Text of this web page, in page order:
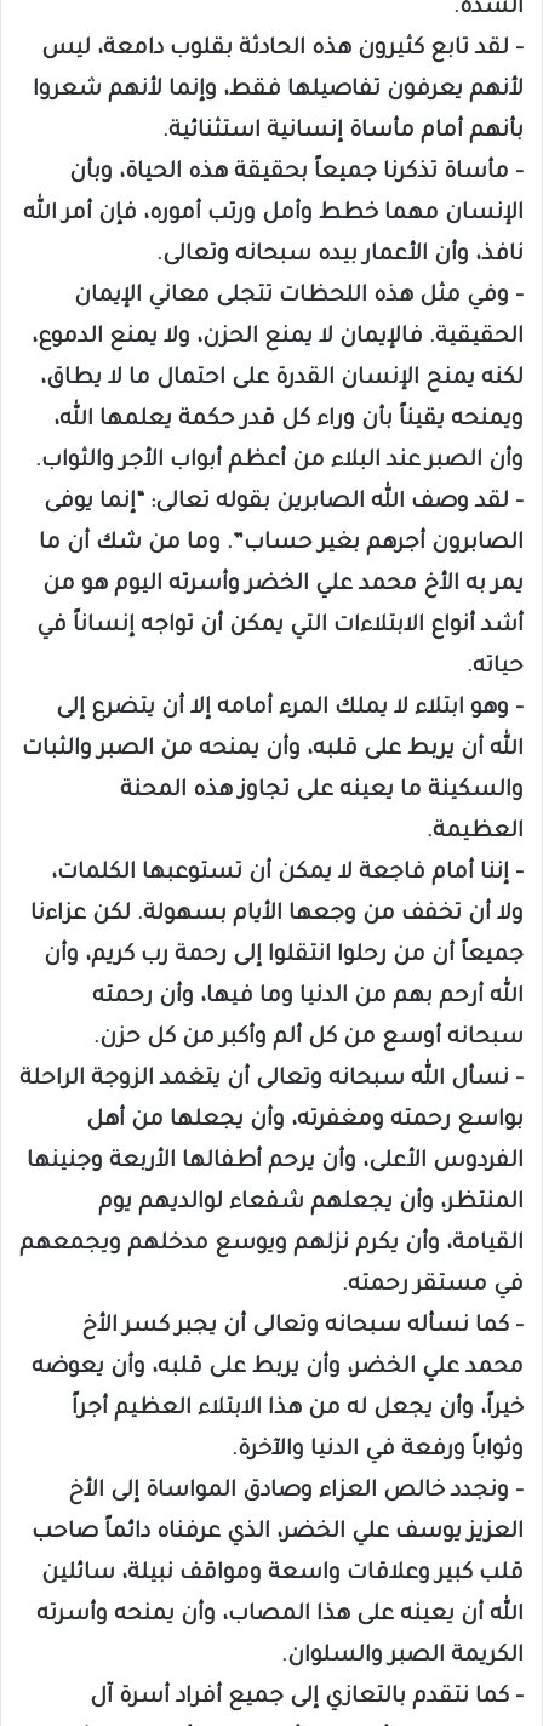
الشدة.
– لقد تابع كثيرون هذه الحادثة بقلوب دامعة، ليس
لأنهم يعرفون تفاصيلها فقط، وإنما لأنهم شعروا
بأنهم أمام مأساة إنسانية استثنائية.
– مأساة تذكرنا جميعاً بحقيقة هذه الحياة، وبأن
الإنسان مهما خطط وأمل ورتب أموره، فإن أمر الله
نافذ، وأن الأعمار بيده سبحانه وتعالى.
– وفي مثل هذه اللحظات تتجلى معاني الإيمان
الحقيقية. فالإيمان لا يمنع الحزن، ولا يمنع الدموع،
لكنه يمنح الإنسان القدرة على احتمال ما لا يطاق،
ويمنحه يقيناً بأن وراء كل قدر حكمة يعلمها الله،
وأن الصبر عند البلاء من أعظم أبواب الأجر والثواب.
– لقد وصف الله الصابرين بقوله تعالى: “إنما يوفى
الصابرون أجرهم بغير حساب”. وما من شك أن ما
يمر به الأخ محمد علي الخضر وأسرته اليوم هو من
أشد أنواع الابتلاءات التي يمكن أن تواجه إنساناً في
حياته.
– وهو ابتلاء لا يملك المرء أمامه إلا أن يتضرع إلى
الله أن يربط على قلبه، وأن يمنحه من الصبر والثبات
والسكينة ما يعينه على تجاوز هذه المحنة
العظيمة.
– إننا أمام فاجعة لا يمكن أن تستوعبها الكلمات،
ولا أن تخفف من وجعها الأيام بسهولة. لكن عزاءنا
جميعاً أن من رحلوا انتقلوا إلى رحمة رب كريم، وأن
الله أرحم بهم من الدنيا وما فيها، وأن رحمته
سبحانه أوسع من كل ألم وأكبر من كل حزن.
– نسأل الله سبحانه وتعالى أن يتغمد الزوجة الراحلة
بواسع رحمته ومغفرته، وأن يجعلها من أهل
الفردوس الأعلى، وأن يرحم أطفالها الأربعة وجنينها
المنتظر، وأن يجعلهم شفعاء لوالديهم يوم
القيامة، وأن يكرم نزلهم ويوسع مدخلهم ويجمعهم
في مستقر رحمته.
– كما نسأله سبحانه وتعالى أن يجبر كسر الأخ
محمد علي الخضر، وأن يربط على قلبه، وأن يعوضه
خيراً، وأن يجعل له من هذا الابتلاء العظيم أجراً
وثواباً ورفعة في الدنيا والآخرة.
– ونجدد خالص العزاء وصادق المواساة إلى الأخ
العزيز يوسف علي الخضر، الذي عرفناه دائماً صاحب
قلب كبير وعلاقات واسعة ومواقف نبيلة، سائلين
الله أن يعينه على هذا المصاب، وأن يمنحه وأسرته
الكريمة الصبر والسلوان.
– كما نتقدم بالتعازي إلى جميع أفراد أسرة آل